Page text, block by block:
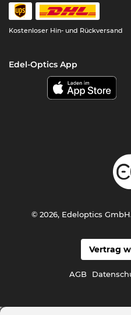
Kostenloser Hin- und Rückversand
Edel-Optics App
Vertrag
AGB
© 2026, Edeloptics